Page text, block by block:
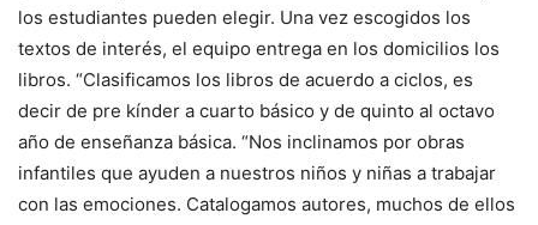
los estudiantes pueden elegir. Una vez escogidos los
textos de interés, el equipo entrega en los domicilios los
libros. “Clasificamos los libros de acuerdo a ciclos, es
decir de pre kínder a cuarto básico y de quinto al octavo
año de enseñanza básica. “Nos inclinamos por obras
infantiles que ayuden a nuestros niños y niñas a trabajar
con las emociones. Catalogamos autores, muchos de ellos